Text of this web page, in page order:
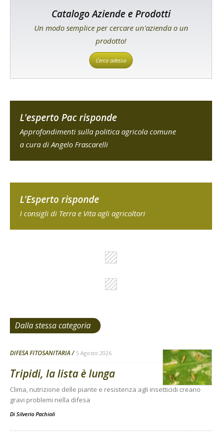
Catalogo Aziende e Prodotti
Un modo semplice per cercare un'azienda o un
prodotto!
Cerca adesso
L'esperto Pac risponde
Approfondimenti sulla politica agricola comune
a cura di Angelo Frascarelli
L'Esperto risponde
I consigli di Terra e Vita agli agricoltori
Dalla stessa categoria
DIFESA FITOSANITARIA 5 Agosto 2026
Tripidi, la lista è lunga
Clima, nutrizione delle piante e resistenza agli insetticidi creano
gravi problemi nella difesa
Di Silverio Pachioli